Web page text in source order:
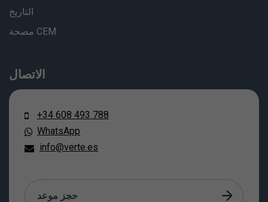
التاريخ
مصحة CEM
الاتصال
+34 608 493 788
WhatsApp
info@verte.es
حجز موعد